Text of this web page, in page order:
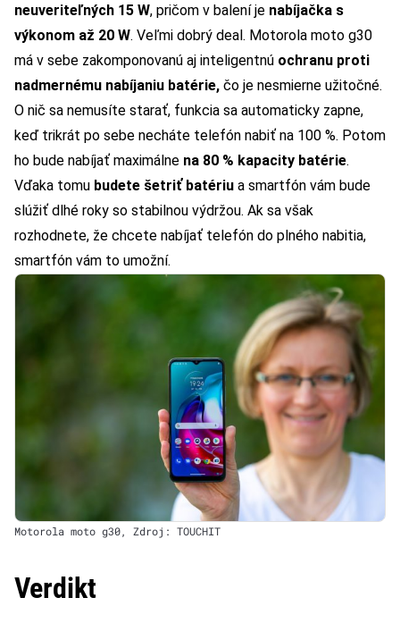
neuveriteľných 15 W, pričom v balení je nabíjačka s
výkonom až 20 W. Veľmi dobrý deal. Motorola moto g30
má v sebe zakomponovanú aj inteligentnú ochranu proti
nadmernému nabíjaniu batérie, čo je nesmierne užitočné.
O nič sa nemusíte starať, funkcia sa automaticky zapne,
keď trikrát po sebe necháte telefón nabiť na 100 %. Potom
ho bude nabíjať maximálne na 80 % kapacity batérie.
Vďaka tomu budete šetriť batériu a smartfón vám bude
slúžiť dlhé roky so stabilnou výdržou. Ak sa však
rozhodnete, že chcete nabíjať telefón do plného nabitia,
smartfón vám to umožní.
Motorola moto g30, Zdroj: TOUCHIT
Verdikt